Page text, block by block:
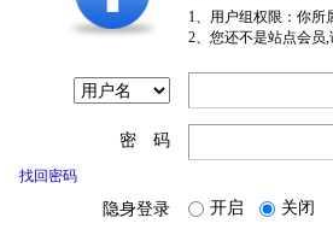
1、用户组权限：你所
2、您还不是站点会员
密 码
找回密码
隐身登录 开启 关闭